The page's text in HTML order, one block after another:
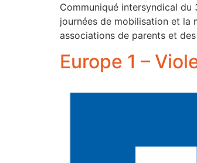
Communiqué intersyndical
journées de mobilisation et la
associations de parents et
Europe 1 –